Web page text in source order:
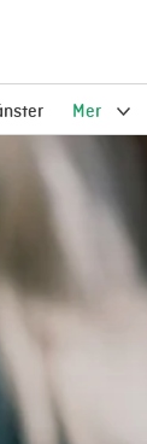
Mer